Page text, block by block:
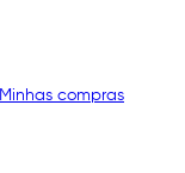
Minhas compras